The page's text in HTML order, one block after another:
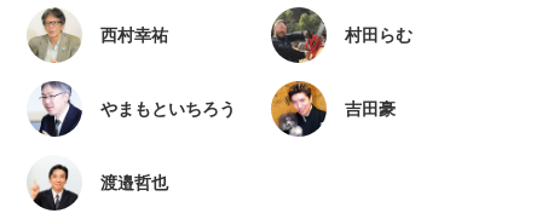
西村幸祐 村田らむ
やまもといちろう 吉田豪
渡邉哲也